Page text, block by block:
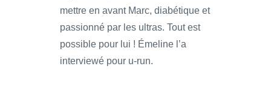
mettre en avant Marc, diabétique et
passionné par les ultras. Tout est
possible pour lui ! Émeline l’a
interviewé pour u-run.